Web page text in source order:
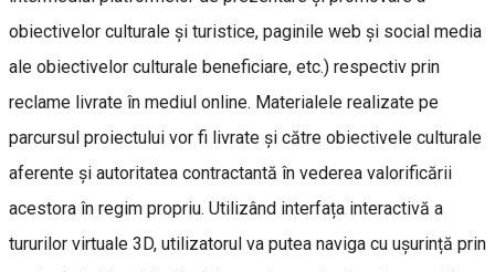
obiectivelor culturale și turistice, paginile web și social media
ale obiectivelor culturale beneficiare, etc.) respectiv prin
reclame livrate în mediul online. Materialele realizate pe
parcursul proiectului vor fi livrate și către obiectivele culturale
aferente și autoritatea contractantă în vederea valorificării
acestora în regim propriu. Utilizând interfața interactivă a
tururilor virtuale 3D, utilizatorul va putea naviga cu ușurință prin